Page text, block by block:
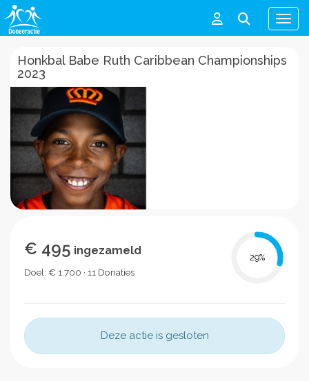
Menu
Honkbal Babe Ruth Caribbean Championships
2023
€ 495 ingezameld
Doel: € 1.700 · 11 Donaties
29%
Deze actie is gesloten